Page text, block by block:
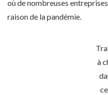
où de nombreuses
raison de la pandémie.
à